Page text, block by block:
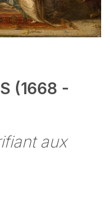
(1668 -
aux